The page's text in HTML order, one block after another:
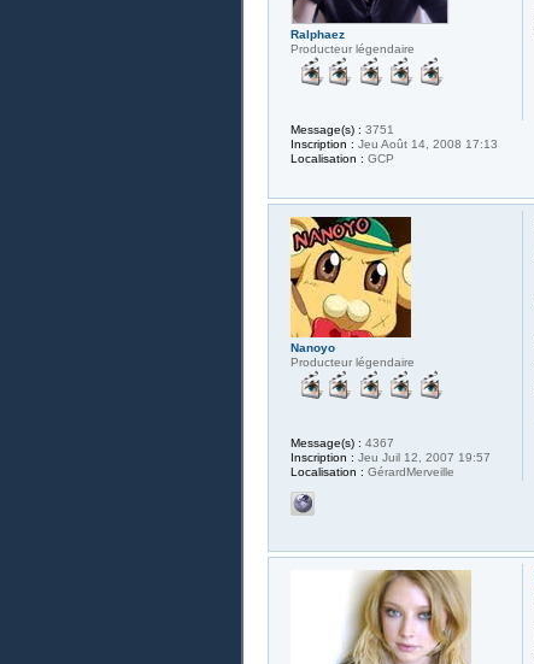
Ralphaez
Producteur légendaire
Message(s) : 3751
Inscription : Jeu Août 14, 2008 17:13
Localisation : GCP
Nanoyo
Producteur légendaire
Message(s) : 4367
Inscription : Jeu Juil 12, 2007 19:57
Localisation : GérardMerveille